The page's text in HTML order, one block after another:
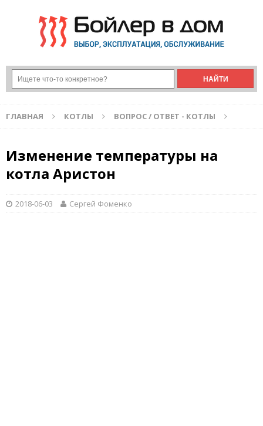
ГЛАВНАЯ КОТЛЫ ВОПРОС / ОТВЕТ - КОТЛЫ
Изменение температуры на
котла Аристон
2018-06-03 Сергей Фоменко